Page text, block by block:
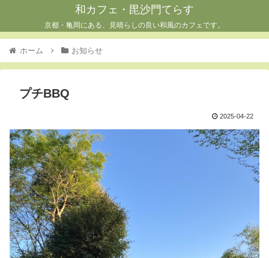
和カフェ・毘沙門てらす
京都・亀岡にある、見晴らしの良い和風のカフェです。
ホーム お知らせ
プチBBQ
2025-04-22